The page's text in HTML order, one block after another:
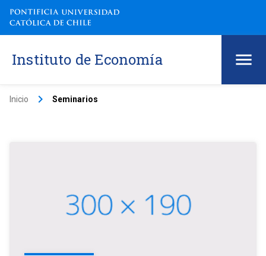
Instituto de Economía
Inicio keyboard_arrow_right Seminarios